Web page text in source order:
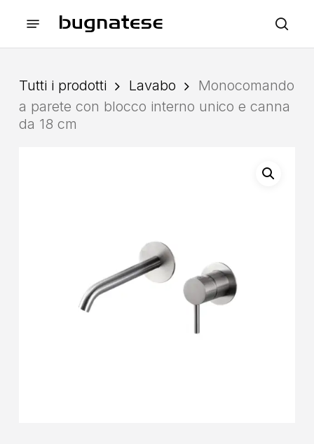
Menu
Tutti i prodotti Lavabo
Monocomando
a parete con blocco interno unico e canna
da 18 cm